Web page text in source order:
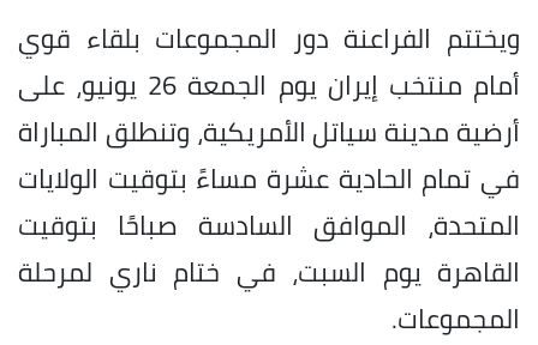
ويختتم الفراعنة دور المجموعات بلقاء قوي
أمام منتخب إيران يوم الجمعة 26 يونيو، على
أرضية مدينة سياتل الأمريكية، وتنطلق المباراة
في تمام الحادية عشرة مساءً بتوقيت الولايات
المتحدة، الموافق السادسة صباحًا بتوقيت
القاهرة يوم السبت، في ختام ناري لمرحلة
المجموعات.